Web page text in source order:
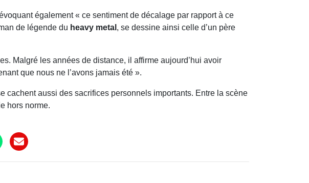
également « ce sentiment de décalage par rapport à ce
de légende du heavy metal , se dessine ainsi celle d’un père
Malgré les années de distance, il affirme aujourd’hui avoir
que nous ne l’avons jamais été ».
aussi des sacrifices personnels importants. Entre la scène
hors norme.